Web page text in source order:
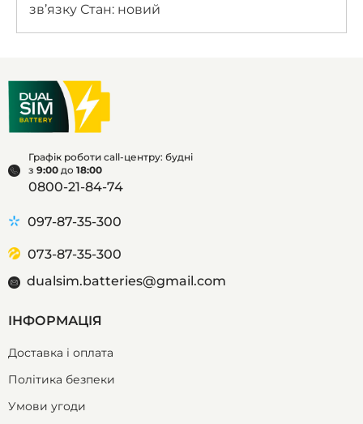
зв’язку Стан: новий
Графік роботи call-центру: будні
з 9:00 до 18:00
0800-21-84-74
097-87-35-300
073-87-35-300
dualsim.batteries@gmail.com
ІНФОРМАЦІЯ
Доставка і оплата
Політика безпеки
Умови угоди